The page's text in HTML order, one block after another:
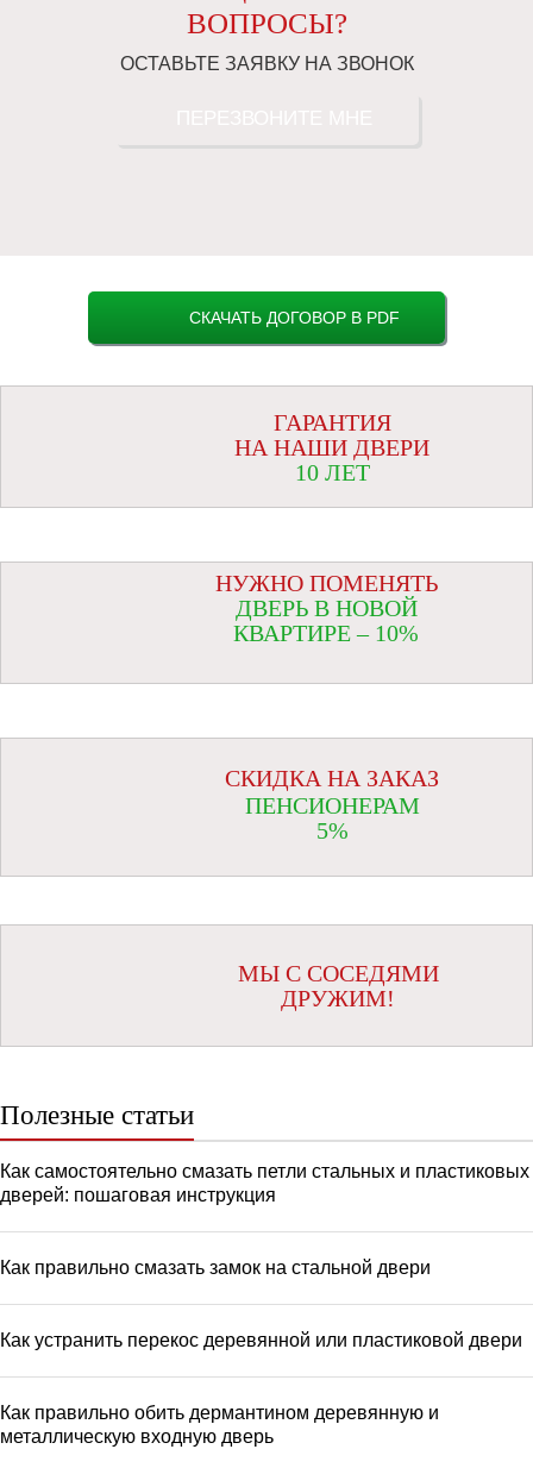
ВОПРОСЫ?
ОСТАВЬТЕ ЗАЯВКУ НА ЗВОНОК
СКАЧАТЬ ДОГОВОР В PDF
ГАРАНТИЯ
НА НАШИ ДВЕРИ
10 ЛЕТ
НУЖНО ПОМЕНЯТЬ
ДВЕРЬ В НОВОЙ
КВАРТИРЕ – 10%
СКИДКА НА ЗАКАЗ
ПЕНСИОНЕРАМ
5%
МЫ С СОСЕДЯМИ
ДРУЖИМ!
Полезные статьи
Как самостоятельно смазать петли стальных и пластиковых
дверей: пошаговая инструкция
Как правильно смазать замок на стальной двери
Как устранить перекос деревянной или пластиковой двери
Как правильно обить дермантином деревянную и
металлическую входную дверь